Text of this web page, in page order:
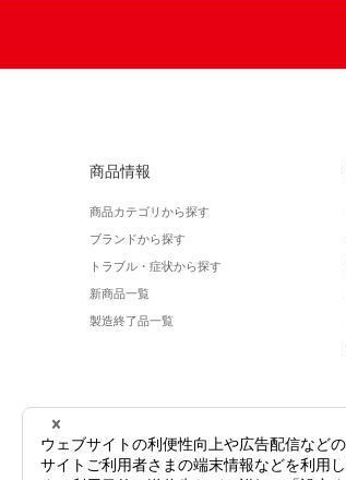
商品情報
商品カテゴリから探す
ブランドから探す
トラブル・症状から探す
新商品一覧
製造終了品一覧